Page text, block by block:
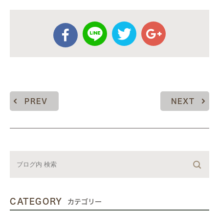
PREV NEXT
CATEGORY カテゴリー